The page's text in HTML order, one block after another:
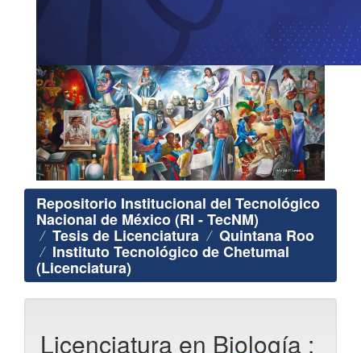
Repositorio Institucional del Tecnológico
Nacional de México (RI - TecNM)
Tesis de Licenciatura Quintana Roo
Instituto Tecnológico de Chetumal
(Licenciatura)
Licenciatura en Biología :